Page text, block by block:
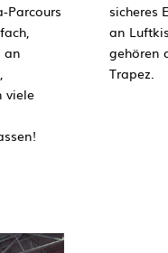
Parcours
an
viele
sicheres
an
gehören
Trapez.